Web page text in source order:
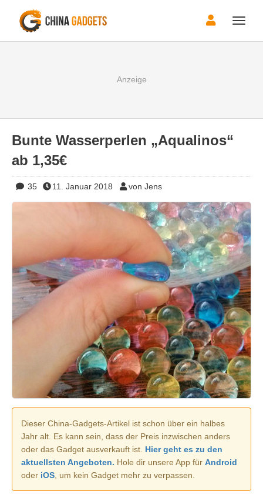
Toggle
Bunte Wasserperlen „Aqualinos“
ab 1,35€
35 11. Januar 2018 von Jens
Dieser China-Gadgets-Artikel ist schon über ein halbes
Jahr alt. Es kann sein, dass der Preis inzwischen anders
oder das Gadget ausverkauft ist. Hier geht es zu den
aktuellsten Angeboten. Hole dir unsere App für Android
oder iOS , um kein Gadget mehr zu verpassen.